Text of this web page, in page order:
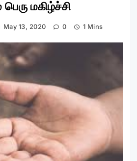
மகிழ்ச்சி
May 13, 2020 0 1 Mins